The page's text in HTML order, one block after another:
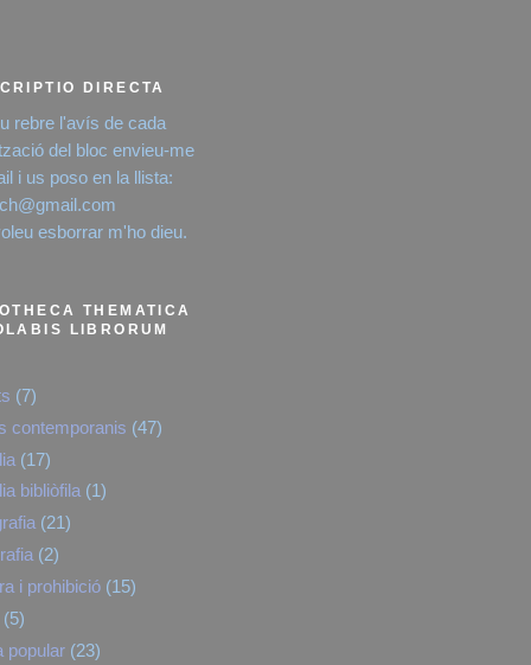
DIRECTA
rebre l'avís de cada
del bloc envieu-me
i us poso en la llista:
esborrar m'ho dieu.
THEMATICA
LIBRORUM
(7)
contemporanis (47)
(17)
bibliòfila (1)
(21)
(2)
i prohibició (15)
(5)
popular (23)